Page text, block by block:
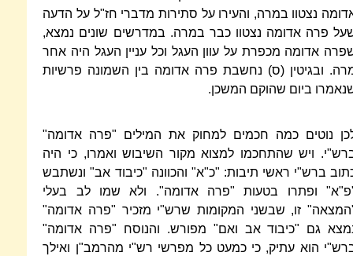
נצטוו במרה, והעירו על סתירות מדברי חז"ל על הדעה
פרה אדומה נצטוו כבר במרה. במדרשים שונים נמצא,
אדומה מכפרת על עוון העגל וכל עניין העגל היה אחר
ובגיטין (ס) נחשבת פרה אדומה בין השמונה פרשיות
ביום שהוקם המשכן.
נוטים כמה חכמים למחוק את המילים "פרה אדומה"
ויש שהתחכמו למצוא מקור השיבוש ואמרו, כי היה
ברש"י ראשי תיבות: "כ"א" והכוונה "כיבוד אב" ונשתבש
ופתרו בטעות "פרה אדומה". ולא שמו לב בעלי
זו, שבשני המקומות שרש"י מזכיר "פרה אדומה"
גם "כיבוד אב ואם" מפורש. והנוסח "פרה אדומה"
הוא עתיק, כי כמעט כל מפרשי רש"י מהרמב"ן ואילך